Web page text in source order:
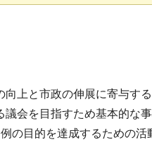
上と市政の伸展に寄与す
会を目指すため基本的な事
の目的を達成するための